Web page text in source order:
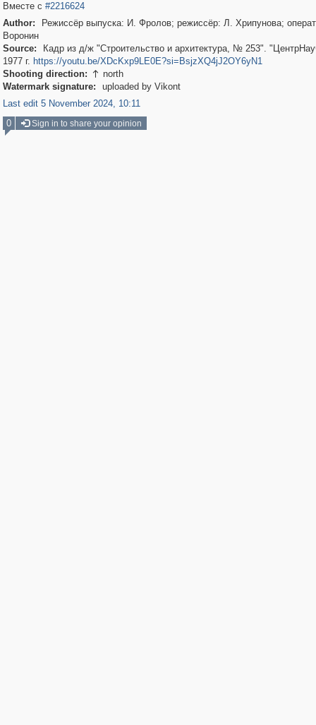
Вместе с #2216624
Author:
Режиссёр выпуска: И. Фролов; режиссёр: Л. Хрипунова;
Воронин
Source:
Кадр из д/ж "Строительство и архитектура, № 253".
1977 г. https://youtu.be/XDcKxp9LE0E?si=BsjzXQ4jJ2OY6yN1
Shooting direction:  north
Watermark signature:
uploaded by Vikont
Last edit 5 November 2024, 10:11
0
Sign in to share your opinion